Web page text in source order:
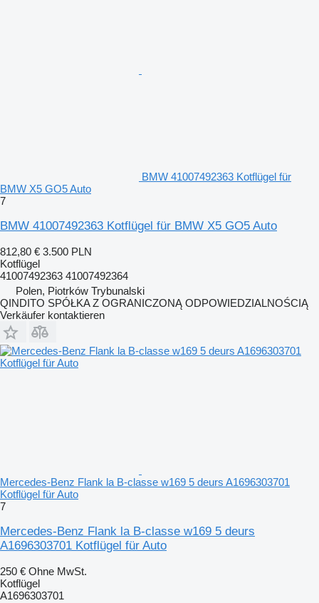
BMW 41007492363 Kotflügel für
BMW X5 GO5 Auto
7
BMW 41007492363 Kotflügel für BMW X5 GO5 Auto
812,80 € 3.500 PLN
Kotflügel
41007492363 41007492364
Polen, Piotrków Trybunalski
QINDITO SPÓŁKA Z OGRANICZONĄ ODPOWIEDZIALNOŚCIĄ
Verkäufer kontaktieren
Mercedes-Benz Flank la B-classe w169 5 deurs A1696303701
Kotflügel für Auto
7
Mercedes-Benz Flank la B-classe w169 5 deurs
A1696303701 Kotflügel für Auto
250 € Ohne MwSt.
Kotflügel
A1696303701